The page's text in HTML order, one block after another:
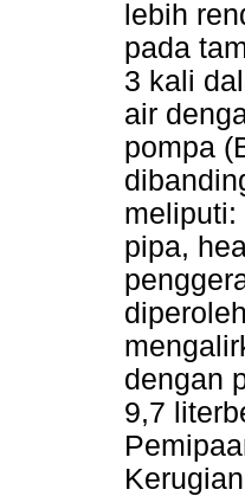
lebih
pada
3 kali
air
pompa
meliputi:
pipa,
dengan
9,7